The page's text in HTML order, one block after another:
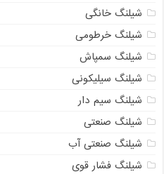
شیلنگ خانگی
شیلنگ خرطومی
شیلنگ سمپاش
شیلنگ سیلیکونی
شیلنگ سیم دار
شیلنگ صنعتی
شیلنگ صنعتی آب
شیلنگ فشار قوی